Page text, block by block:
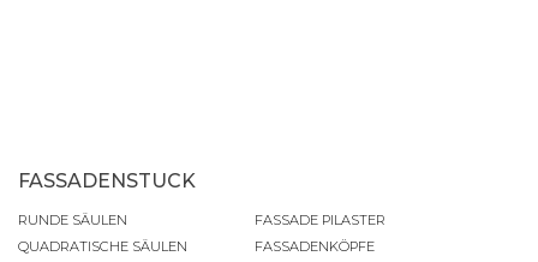
FASSADENSTUCK
RUNDE SÄULEN
QUADRATISCHE SÄULEN
FASSADE PILASTER
FASSADENKÖPFE